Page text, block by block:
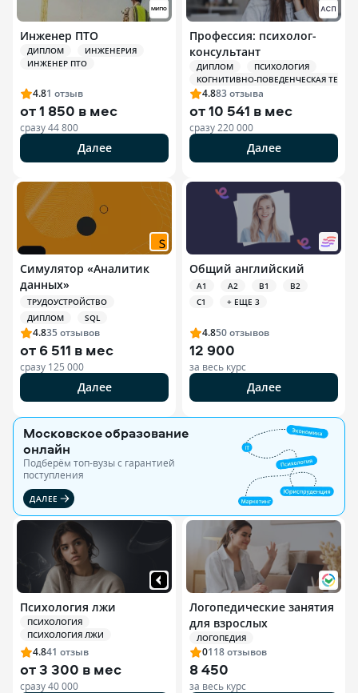
Инженер ПТО
ДИПЛОМ
ИНЖЕНЕРИЯ
ИНЖЕНЕР ПТО
4.81 отзыв
от1 850 в мес
сразу44 800
Далее
Профессия: психолог-
консультант
ДИПЛОМ
ПСИХОЛОГИЯ
КОГНИТИВНО-ПОВЕДЕНЧЕСКАЯ
4.883отзыва
от10 541 в мес
сразу 220 000
Далее
Симулятор «Аналитик
данных»
ТРУДОУСТРОЙСТВО
ДИПЛОМ
SQL
4.835отзывов
от 6 511 в мес
сразу 125 000
Далее
Общий английский
A1 A2 B1
B2
C1
+ ЕЩЕ 3
4.850отзывов
12 900
за весь курс
Далее
Московское образование
онлайн
Подберём топ-вузы c гарантией
поступления
ДАЛЕЕ
Психология лжи
ПСИХОЛОГИЯ
ПСИХОЛОГИЯ ЛЖИ
4.841 отзыв
от3 300 в мес
сразу40 000
Логопедические занятия
для взрослых
ЛОГОПЕДИЯ
0118отзывов
8 450
за весь курс